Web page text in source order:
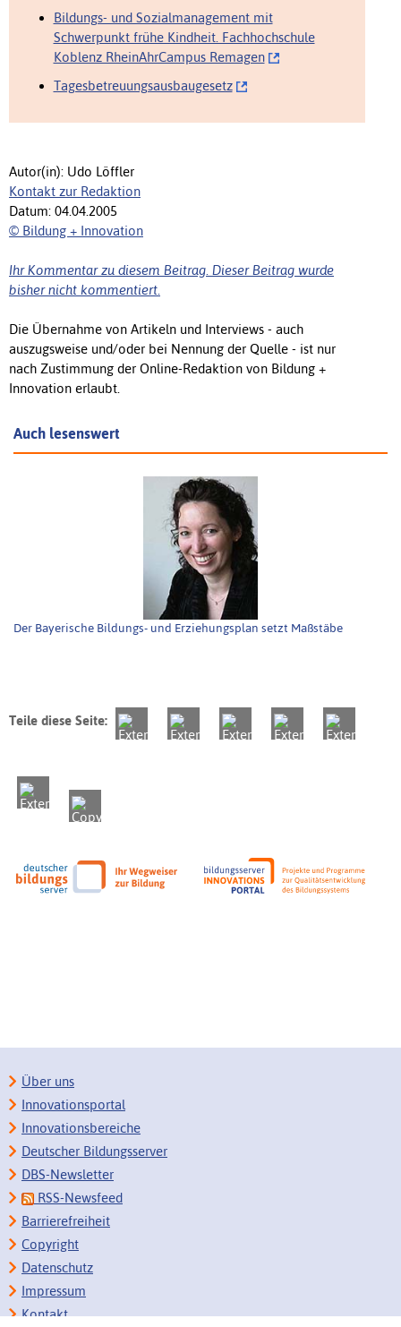
Bildungs- und Sozialmanagement mit
Schwerpunkt frühe Kindheit. Fachhochschule
Koblenz RheinAhrCampus Remagen
Tagesbetreuungsausbaugesetz
Autor(in): Udo Löffler
Kontakt zur Redaktion
Datum: 04.04.2005
© Bildung + Innovation
Ihr Kommentar zu diesem Beitrag. Dieser Beitrag wurde
bisher nicht kommentiert.
Die Übernahme von Artikeln und Interviews - auch
auszugsweise und/oder bei Nennung der Quelle - ist nur
nach Zustimmung der Online-Redaktion von Bildung +
Innovation erlaubt.
Auch lesenswert
Der Bayerische Bildungs- und Erziehungsplan setzt Maßstäbe
Teile diese Seite:
Über uns
Innovationsportal
Innovationsbereiche
Deutscher Bildungsserver
DBS-Newsletter
RSS-Newsfeed
Barrierefreiheit
Copyright
Datenschutz
Impressum
Kontakt